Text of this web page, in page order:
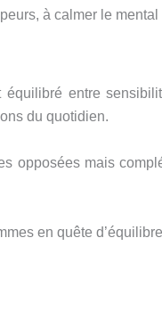
à calmer le
entre
du quotidien.
opposées mais
en quête